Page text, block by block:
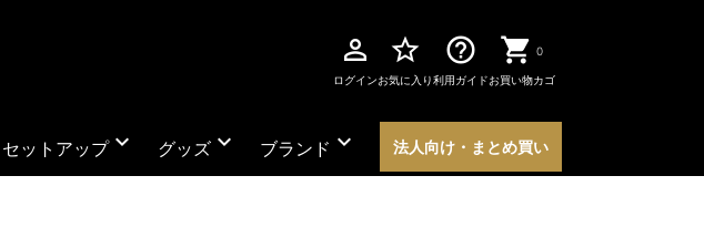
perm_identity
ログイン
star_border
お気に入り
help_outline
利用ガイド
0
お買い物カゴ
セットアップexpand_more グッズ expand_more ブランド expand_more 法人向け・まとめ買い